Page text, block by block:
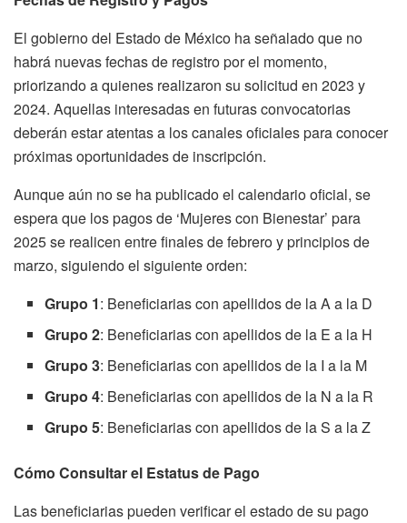
El gobierno del Estado de México ha señalado que no
habrá nuevas fechas de registro por el momento,
priorizando a quienes realizaron su solicitud en 2023 y
2024. Aquellas interesadas en futuras convocatorias
deberán estar atentas a los canales oficiales para conocer
próximas oportunidades de inscripción.
Aunque aún no se ha publicado el calendario oficial, se
espera que los pagos de ‘Mujeres con Bienestar’ para
2025 se realicen entre finales de febrero y principios de
marzo, siguiendo el siguiente orden:
Grupo 1: Beneficiarias con apellidos de la A a la D
Grupo 2: Beneficiarias con apellidos de la E a la H
Grupo 3: Beneficiarias con apellidos de la I a la M
Grupo 4: Beneficiarias con apellidos de la N a la R
Grupo 5: Beneficiarias con apellidos de la S a la Z
Cómo Consultar el Estatus de Pago
Las beneficiarias pueden verificar el estado de su pago